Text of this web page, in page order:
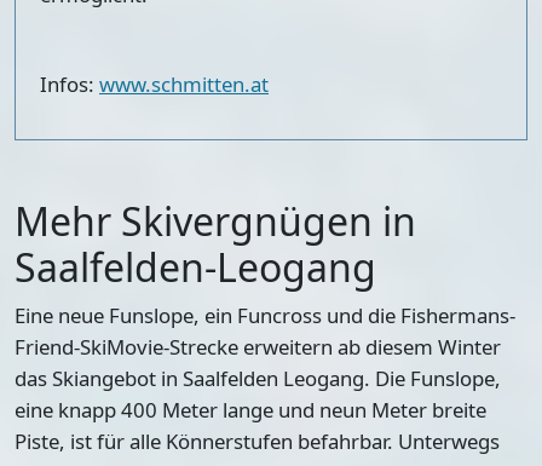
Infos: www.schmitten.at
Mehr Skivergnügen in
Saalfelden-Leogang
Eine neue Funslope, ein Funcross und die Fishermans-
Friend-SkiMovie-Strecke erweitern ab diesem Winter
das Skiangebot in Saalfelden Leogang. Die Funslope,
eine knapp 400 Meter lange und neun Meter breite
Piste, ist für alle Könnerstufen befahrbar. Unterwegs